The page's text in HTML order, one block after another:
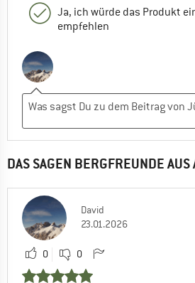
Ja, ich würde das Produkt
empfehlen
DAS SAGEN BERGFREUNDE
David
23.01.2026
0 0